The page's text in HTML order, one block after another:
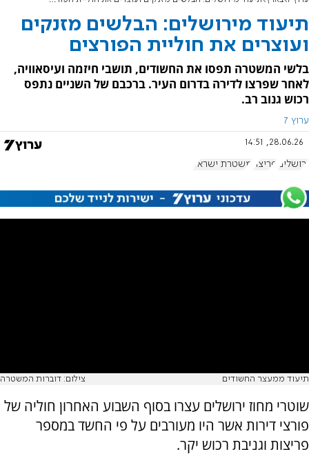
תיעוד מירושלים: הבלשים מזנקים
ועוצרים את חוליית הפורצים
בלשי המשטרה תפסו את החשודים, תושבי חיזמה ועיסאוויה,
לאחר שפרצו לדירה בדרום העיר. ברכבם של השניים נתפס
רכוש גנוב רב.
ערוץ 7
28.06.26, 14:51
ירושלים פריצה משטרת ישראל
תיעוד ממעצר החשודים צילום: דוברות המשטרה
שוטרי מחוז ירושלים עצרו בסוף השבוע האחרון חוליה של
פורצי דירות אשר היו מעורבים על פי החשד במספר
פריצות וגניבת רכוש יקר.